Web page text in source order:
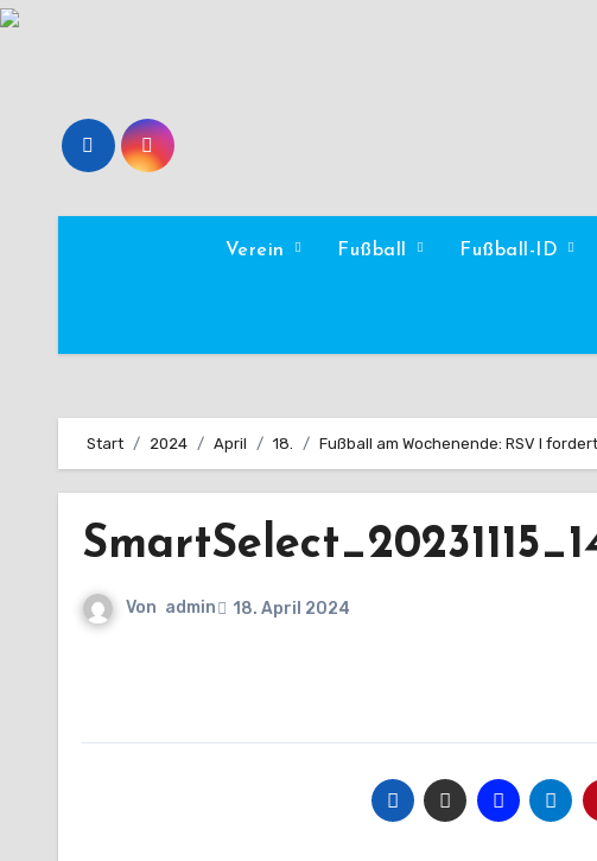
Zum
Verein Fußball Fußball-ID
Start 2024 April 18. Fußball am Wochenende: RSV I
Von admin 18. April 2024